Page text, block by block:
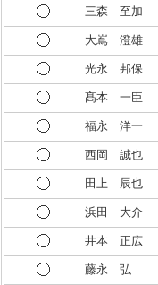
三森 至加
大嶌 澄雄
光永 邦保
髙本 一臣
福永 洋一
西岡 誠也
田上 辰也
浜田 大介
井本 正広
藤永 弘